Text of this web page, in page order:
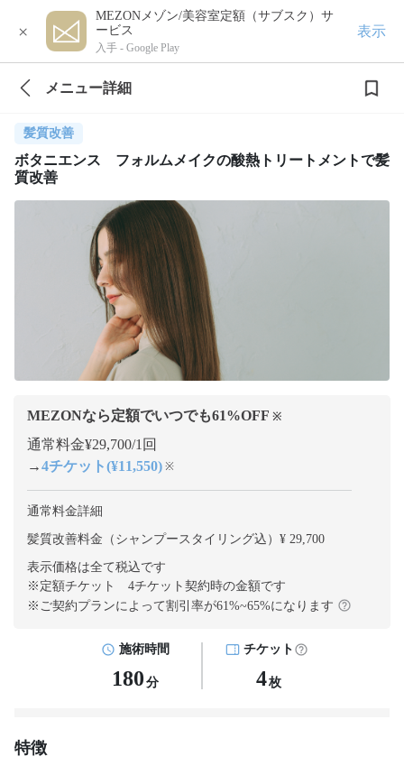
×
MEZONメゾン/美容室定額（サブスク）サ
ービス
入手 - Google Play
表示
メニュー詳細
髪質改善
ボタニエンス フォルムメイクの酸熱トリートメントで髪
質改善
MEZONなら定額でいつでも61%OFF ※
通常料金¥29,700/1回
→4チケット(¥11,550) ※
通常料金詳細
髪質改善料金（シャンプースタイリング込）¥ 29,700
表示価格は全て税込です
※定額チケット 4チケット契約時の金額です
※ご契約プランによって割引率が61%~65%になります
施術時間
180 分
チケット
4枚
特徴